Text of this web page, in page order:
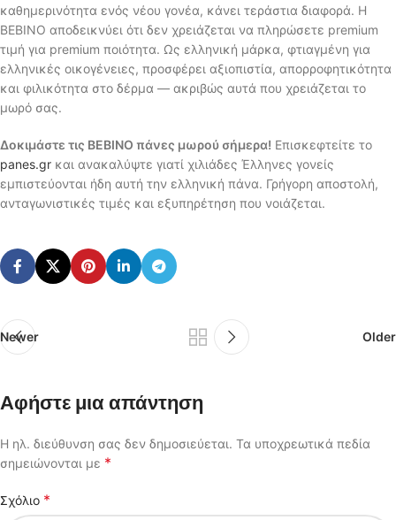
καθημερινότητα ενός νέου γονέα, κάνει τεράστια διαφορά. Η
BEBINO αποδεικνύει ότι δεν χρειάζεται να πληρώσετε premium
τιμή για premium ποιότητα. Ως ελληνική μάρκα, φτιαγμένη για
ελληνικές οικογένειες, προσφέρει αξιοπιστία, απορροφητικότητα
και φιλικότητα στο δέρμα — ακριβώς αυτά που χρειάζεται το
μωρό σας.
Δοκιμάστε τις BEBINO πάνες μωρού σήμερα! Επισκεφτείτε το
panes.gr και ανακαλύψτε γιατί χιλιάδες Έλληνες γονείς
εμπιστεύονται ήδη αυτή την ελληνική πάνα. Γρήγορη αποστολή,
ανταγωνιστικές τιμές και εξυπηρέτηση που νοιάζεται.
Newer Older
Αφήστε μια απάντηση
Η ηλ. διεύθυνση σας δεν δημοσιεύεται. Τα υποχρεωτικά πεδία
σημειώνονται με *
Σχόλιο *